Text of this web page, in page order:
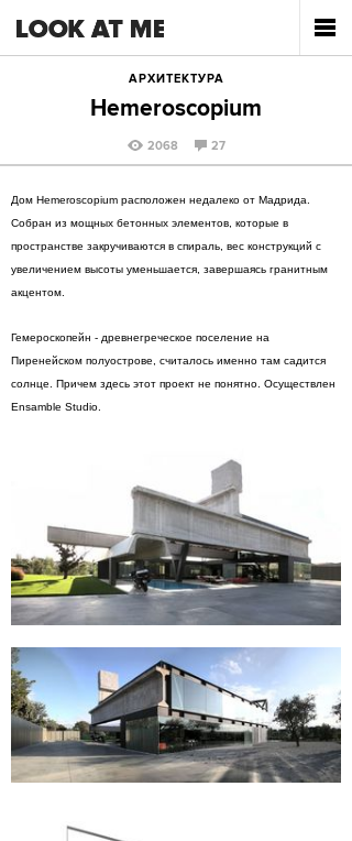
АРХИТЕКТУРА
Hemeroscopium
2068 27
Дом Hemeroscopium расположен недалеко от Мадрида.
Собран из мощных бетонных элементов, которые в
пространстве закручиваются в спираль, вес конструкций с
увеличением высоты уменьшается, завершаясь гранитным
акцентом.
Гемероскопейн - древнегреческое поселение на
Пиренейском полуострове, считалось именно там садится
солнце. Причем здесь этот проект не понятно. Осуществлен
Ensamble Studio.